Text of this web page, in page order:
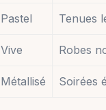
Pastel Tenues
Vive Robes
Métallisé Soirées